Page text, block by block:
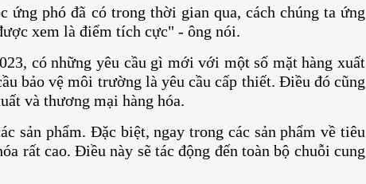
phó đã có trong thời gian qua, cách chúng ta ứng
xem là điểm tích cực" - ông nói.
có những yêu cầu gì mới với một số mặt hàng xuất
bảo vệ môi trường là yêu cầu cấp thiết. Điều đó cũng
và thương mại hàng hóa.
sản phẩm. Đặc biệt, ngay trong các sản phẩm về tiêu
rất cao. Điều này sẽ tác động đến toàn bộ chuỗi cung